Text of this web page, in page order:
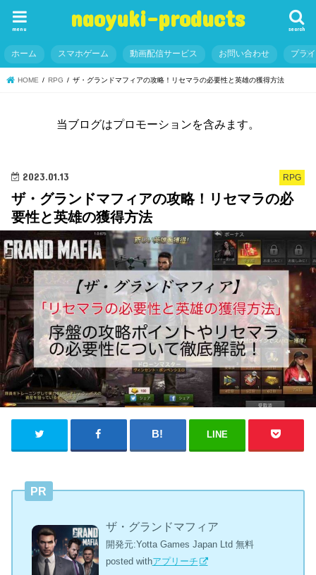
naoyuki-products search
menu
ホーム スマホゲーム 動画配信サービス お問い合わせ プラ
HOME RPG ザ・グランドマフィアの攻略！リセマラの必要性と英雄の獲得方法
当ブログはプロモーションを含みます。
RPG
2023.01.13
ザ・グランドマフィアの攻略！リセマラの必
要性と英雄の獲得方法
LINE
PR
ザ・グランドマフィア
開発元:Yotta Games Japan Ltd 無料
posted withアプリーチ